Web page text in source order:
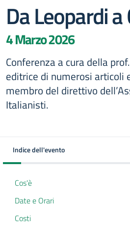
Da Leopardi
4 Marzo 2026
Conferenza a cura della
editrice di numerosi articoli
membro del direttivo
Italianisti.
Indice dell'evento
Cos'è
Date e Orari
Costi